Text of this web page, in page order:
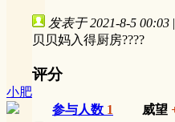
小肥
发表于 2021-8-5 00:03 |
贝贝妈入得厨房????
评分
参与人数 1 威望